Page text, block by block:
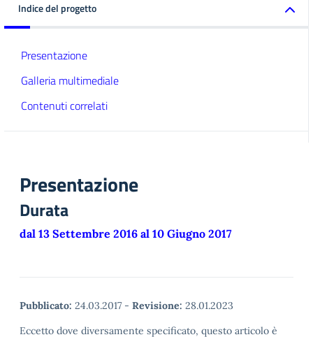
Indice del progetto
Presentazione
Galleria multimediale
Contenuti correlati
Presentazione
Durata
dal 13 Settembre 2016 al 10 Giugno 2017
Pubblicato: 24.03.2017 - Revisione: 28.01.2023
Eccetto dove diversamente specificato, questo articolo è